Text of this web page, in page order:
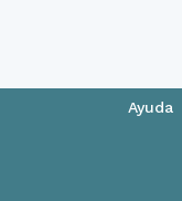
Ayuda